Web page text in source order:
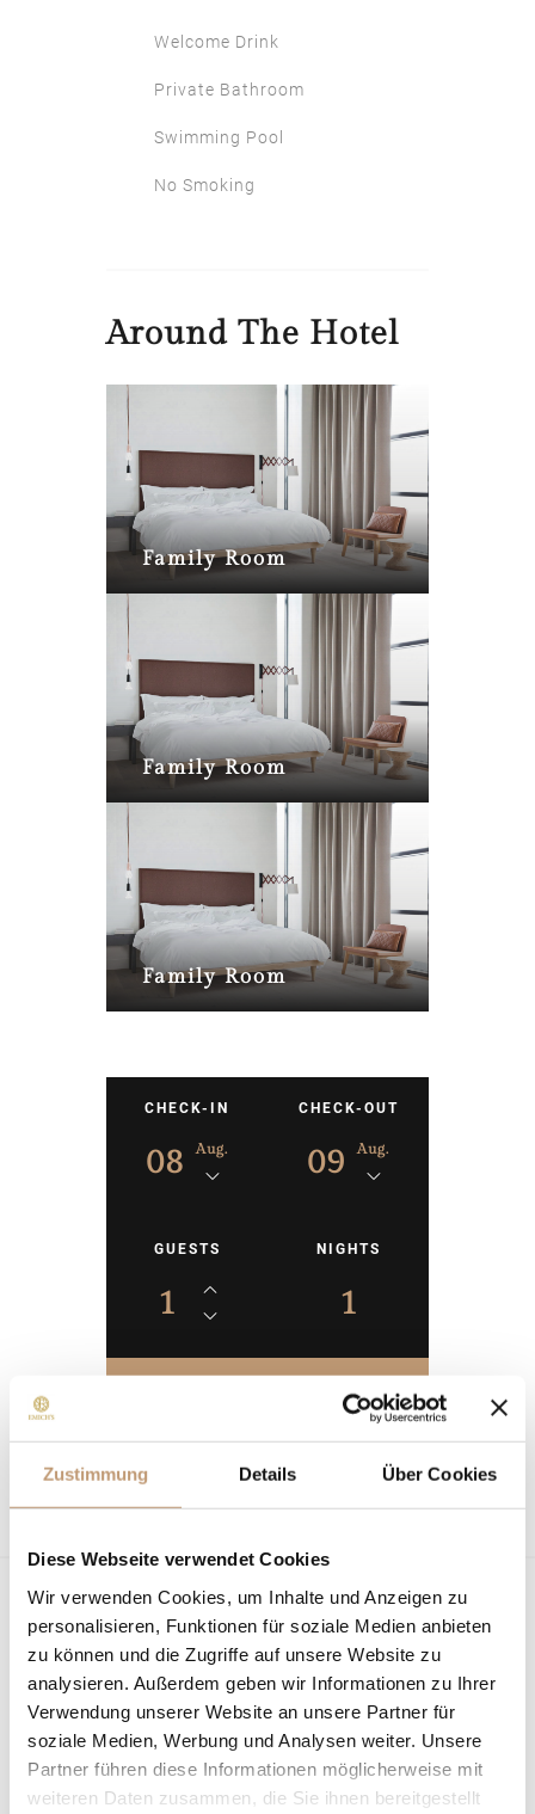
Zustimmung Details Über Cookies
Diese Webseite verwendet Cookies
Wir verwenden Cookies, um Inhalte und Anzeigen zu
personalisieren, Funktionen für soziale Medien anbieten
zu können und die Zugriffe auf unsere Website zu
analysieren. Außerdem geben wir Informationen zu Ihrer
Verwendung unserer Website an unsere Partner für
soziale Medien, Werbung und Analysen weiter. Unsere
Partner führen diese Informationen möglicherweise mit
weiteren Daten zusammen, die Sie ihnen bereitgestellt
Welcome Drink
Private Bathroom
Swimming Pool
No Smoking
Around The Hotel
Family Room
Family Room
Family Room
CHECK-IN
08 Aug.
CHECK-OUT
09 Aug.
GUESTS
1
NIGHTS
1
SimilarRooms